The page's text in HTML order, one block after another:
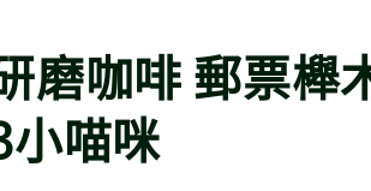
磨咖啡 郵票櫸
喵咪